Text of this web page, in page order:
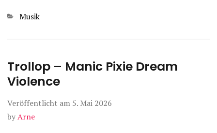
Kategorien
Musik
Trollop – Manic Pixie Dream
Violence
Veröffentlicht am 5. Mai 2026
byArne